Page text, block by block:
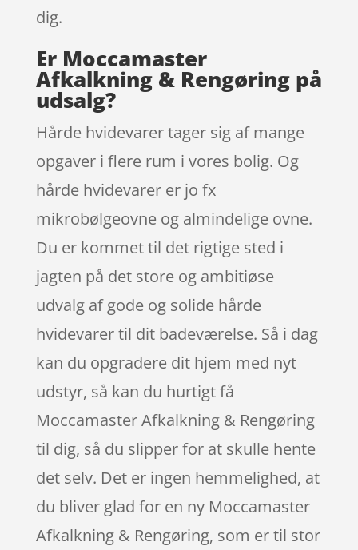
dig.
Er Moccamaster
Afkalkning & Rengøring på
udsalg?
Hårde hvidevarer tager sig af mange
opgaver i flere rum i vores bolig. Og
hårde hvidevarer er jo fx
mikrobølgeovne og almindelige ovne.
Du er kommet til det rigtige sted i
jagten på det store og ambitiøse
udvalg af gode og solide hårde
hvidevarer til dit badeværelse. Så i dag
kan du opgradere dit hjem med nyt
udstyr, så kan du hurtigt få
Moccamaster Afkalkning & Rengøring
til dig, så du slipper for at skulle hente
det selv. Det er ingen hemmelighed, at
du bliver glad for en ny Moccamaster
Afkalkning & Rengøring, som er til stor